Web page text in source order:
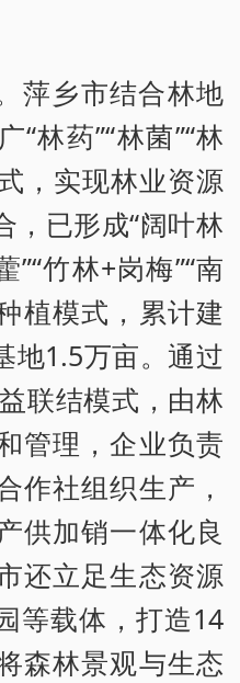
萍乡市结合林地
林药”“林菌”“林
，实现林业资源
，已形成“阔叶林
”“竹林+岗梅”“南
植模式，累计建
地1.5万亩。通过
联结模式，由林
管理，企业负责
作社组织生产，
供加销一体化良
还立足生态资源
等载体，打造14
森林景观与生态